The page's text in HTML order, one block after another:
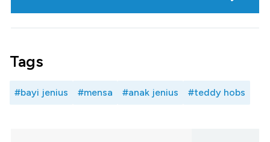
Tags
#bayi jenius #mensa #anak jenius #teddy hobs